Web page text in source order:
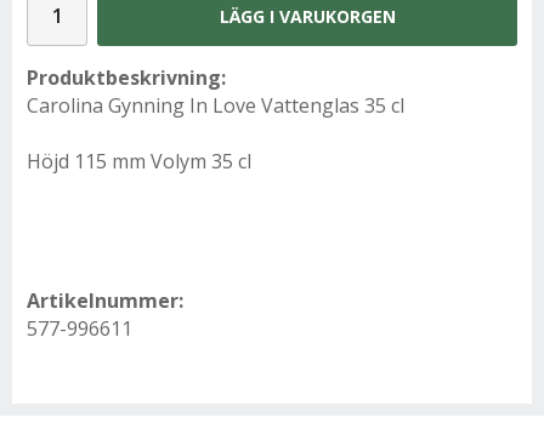
LÄGG I VARUKORGEN
Produktbeskrivning:
Carolina Gynning In Love Vattenglas 35 cl
Höjd 115 mm Volym 35 cl
Artikelnummer:
577-996611